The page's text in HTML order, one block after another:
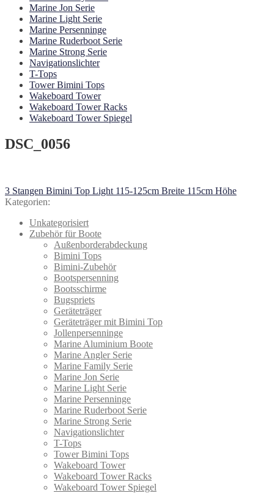
Marine Jon Serie
Marine Light Serie
Marine Persenninge
Marine Ruderboot Serie
Marine Strong Serie
Navigationslichter
T-Tops
Tower Bimini Tops
Wakeboard Tower
Wakeboard Tower Racks
Wakeboard Tower Spiegel
DSC_0056
Beitragsnavigation
Vorheriger
Beitrag:
3 Stangen Bimini Top Light 115-125cm Breite 115cm Höhe
Kategorien:
Unkategorisiert
Zubehör für Boote
Außenborderabdeckung
Bimini Tops
Bimini-Zubehör
Bootspersenning
Bootsschirme
Bugspriets
Geräteträger
Geräteträger mit Bimini Top
Jollenpersenninge
Marine Aluminium Boote
Marine Angler Serie
Marine Family Serie
Marine Jon Serie
Marine Light Serie
Marine Persenninge
Marine Ruderboot Serie
Marine Strong Serie
Navigationslichter
T-Tops
Tower Bimini Tops
Wakeboard Tower
Wakeboard Tower Racks
Wakeboard Tower Spiegel